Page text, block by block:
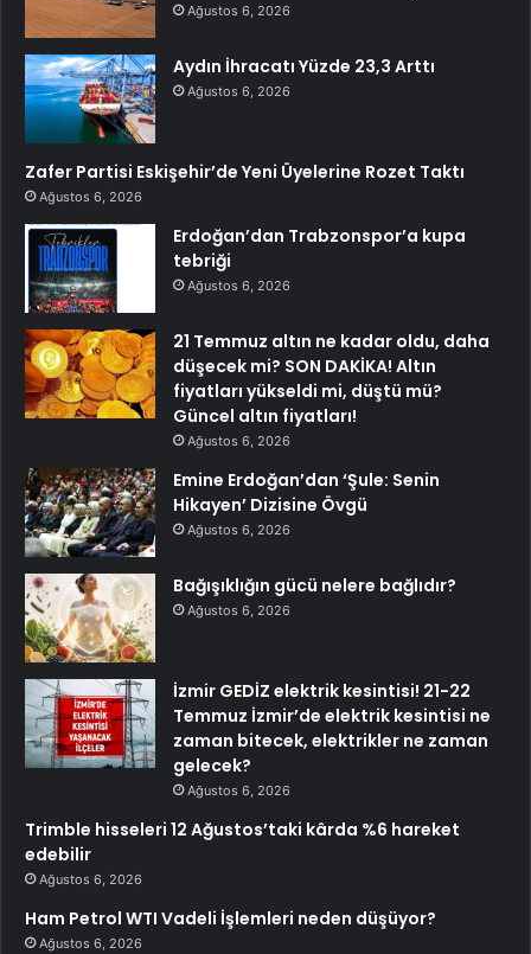
Ağustos 6, 2026
Aydın İhracatı Yüzde 23,3 Arttı
Ağustos 6, 2026
Zafer Partisi Eskişehir’de Yeni Üyelerine Rozet Taktı
Ağustos 6, 2026
Erdoğan’dan Trabzonspor’a kupa
tebriği
Ağustos 6, 2026
21 Temmuz altın ne kadar oldu, daha
düşecek mi? SON DAKİKA! Altın
fiyatları yükseldi mi, düştü mü?
Güncel altın fiyatları!
Ağustos 6, 2026
Emine Erdoğan’dan ‘Şule: Senin
Hikayen’ Dizisine Övgü
Ağustos 6, 2026
Bağışıklığın gücü nelere bağlıdır?
Ağustos 6, 2026
İzmir GEDİZ elektrik kesintisi! 21-22
Temmuz İzmir’de elektrik kesintisi ne
zaman bitecek, elektrikler ne zaman
gelecek?
Ağustos 6, 2026
Trimble hisseleri 12 Ağustos’taki kârda %6 hareket
edebilir
Ağustos 6, 2026
Ham Petrol WTI Vadeli İşlemleri neden düşüyor?
Ağustos 6, 2026